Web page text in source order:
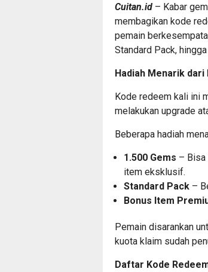
Cuitan.id – Kabar
membagikan kode
pemain
Standard Pack,
Hadiah Menarik
Kode redeem kali ini
melakukan upgrade
Beberapa hadiah
1.500 Gems – Bisa
item eksklusif.
Standard Pack –
Bonus Item
Pemain disarankan
kuota klaim sudah
Daftar Kode